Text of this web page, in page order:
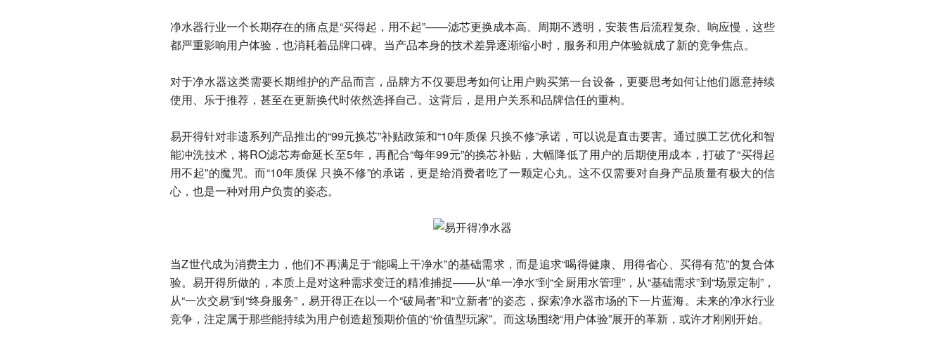
净水器行业一个长期存在的痛点是“买得起，用不起”——滤芯更换成本高、周期不透明，安装售后流程复杂、响应慢，这些
都严重影响用户体验，也消耗着品牌口碑。当产品本身的技术差异逐渐缩小时，服务和用户体验就成了新的竞争焦点。
对于净水器这类需要长期维护的产品而言，品牌方不仅要思考如何让用户购买第一台设备，更要思考如何让他们愿意持续
使用、乐于推荐，甚至在更新换代时依然选择自己。这背后，是用户关系和品牌信任的重构。
易开得针对非遗系列产品推出的“99元换芯”补贴政策和“10年质保 只换不修”承诺，可以说是直击要害。通过膜工艺优化和智
能冲洗技术，将RO滤芯寿命延长至5年，再配合“每年99元”的换芯补贴，大幅降低了用户的后期使用成本，打破了“买得起
用不起”的魔咒。而“10年质保 只换不修”的承诺，更是给消费者吃了一颗定心丸。这不仅需要对自身产品质量有极大的信
心，也是一种对用户负责的姿态。
当Z世代成为消费主力，他们不再满足于“能喝上干净水”的基础需求，而是追求“喝得健康、用得省心、买得有范”的复合体
验。易开得所做的，本质上是对这种需求变迁的精准捕捉——从“单一净水”到“全厨用水管理”，从“基础需求”到“场景定制”，
从“一次交易”到“终身服务”，易开得正在以一个“破局者”和“立新者”的姿态，探索净水器市场的下一片蓝海。未来的净水行业
竞争，注定属于那些能持续为用户创造超预期价值的“价值型玩家”。而这场围绕“用户体验”展开的革新，或许才刚刚开始。